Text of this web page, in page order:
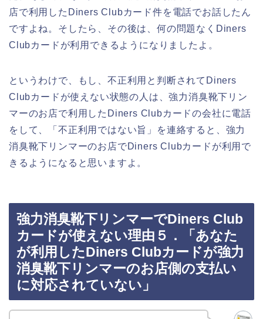
店で利用したDiners Clubカード件を電話でお話したん
ですよね。そしたら、その後は、何の問題なくDiners
Clubカードが利用できるようになりましたよ。
というわけで、もし、不正利用と判断されてDiners
Clubカードが使えない状態の人は、強力消臭靴下リン
マーのお店で利用したDiners Clubカードの会社に電話
をして、「不正利用ではない旨」を連絡すると、強力
消臭靴下リンマーのお店でDiners Clubカードが利用で
きるようになると思いますよ。
強力消臭靴下リンマーでDiners Club
カードが使えない理由５．「あなた
が利用したDiners Clubカードが強力
消臭靴下リンマーのお店側の支払い
に対応されていない」